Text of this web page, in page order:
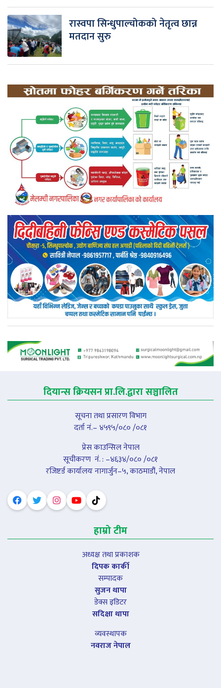
रास्वपा सिन्धुपाल्चोकको नेतृत्व छान्न
मतदान सुरु
दियान्स क्रियसन प्रा.लि.द्वारा सञ्चालित
सूचना तथा प्रसारण विभाग
दर्ता नं.– ४५९५/०८० /०८१
प्रेस काउन्सिल नेपाल
सूचीकरण नंं. : –४६३४/०८० /०८१
रजिष्टर्ड कार्यालयः नागार्जुन–५, काठमाडौं, नेपाल
हाम्रो टीम
अध्यक्ष तथा प्रकाशक
दिपक कार्की
सम्पादक
सुजन थापा
डेक्स इडिटर
सदिक्षा थापा
व्यवस्थापक
नवराज नेपाल